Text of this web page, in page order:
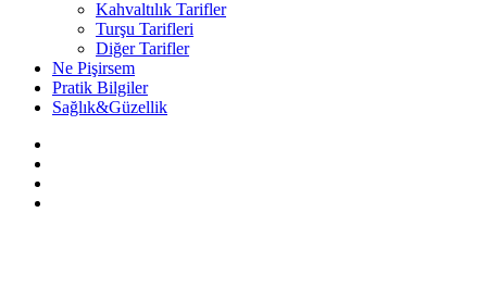
Kahvaltılık Tarifler
Turşu Tarifleri
Diğer Tarifler
Ne Pişirsem
Pratik Bilgiler
Sağlık&Güzellik